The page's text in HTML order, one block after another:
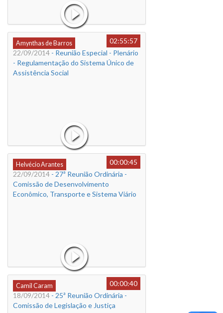
Amynthas de Barros
02:55:57
22/09/2014 - Reunião Especial - Plenário
- Regulamentação do Sistema Único de
Assistência Social
Helvécio Arantes
00:00:45
22/09/2014 - 27ª Reunião Ordinária -
Comissão de Desenvolvimento
Econômico, Transporte e Sistema Viário
Camil Caram
00:00:40
18/09/2014 - 25ª Reunião Ordinária -
Comissão de Legislação e Justiça